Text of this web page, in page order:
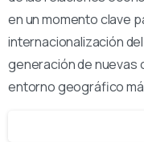
en un momento clave
internacionalización
generación de nuevas
entorno geográfico